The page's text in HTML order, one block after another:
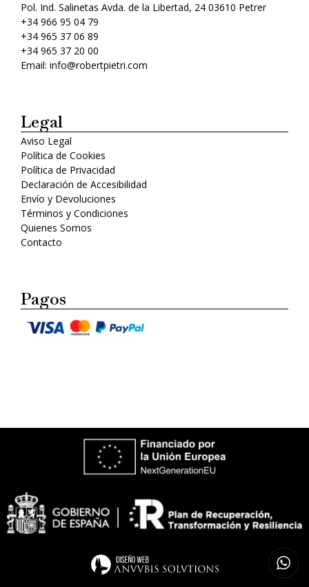
Pol. Ind. Salinetas Avda. de la Libertad, 24 03610 Petrer
+34 966 95 04 79
+34 965 37 06 89
+34 965 37 20 00
Email: info@robertpietri.com
Legal
Aviso Legal
Política de Cookies
Política de Privacidad
Declaración de Accesibilidad
Envío y Devoluciones
Términos y Condiciones
Quienes Somos
Contacto
Pagos